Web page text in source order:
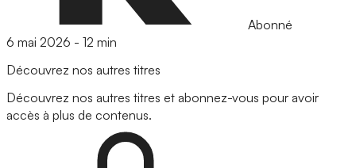
Abonné
6 mai 2026 - 12 min
Découvrez nos autres titres
Découvrez nos autres titres et abonnez-vous pour avoir
accès à plus de contenus.